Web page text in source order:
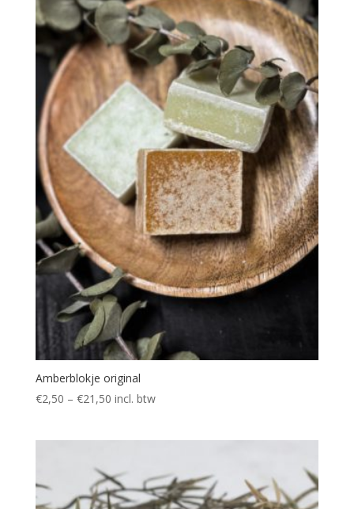
Amberblokje original
€2,50 – €21,50 incl. btw